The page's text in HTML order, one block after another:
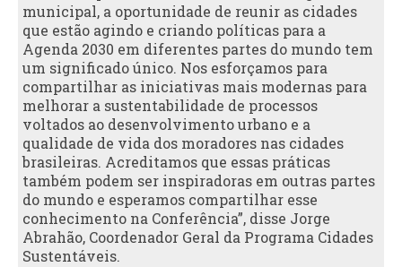
municipal, a oportunidade de reunir as cidades
que estão agindo e criando políticas para a
Agenda 2030 em diferentes partes do mundo tem
um significado único. Nos esforçamos para
compartilhar as iniciativas mais modernas para
melhorar a sustentabilidade de processos
voltados ao desenvolvimento urbano e a
qualidade de vida dos moradores nas cidades
brasileiras. Acreditamos que essas práticas
também podem ser inspiradoras em outras partes
do mundo e esperamos compartilhar esse
conhecimento na Conferência”, disse Jorge
Abrahão, Coordenador Geral da Programa Cidades
Sustentáveis.